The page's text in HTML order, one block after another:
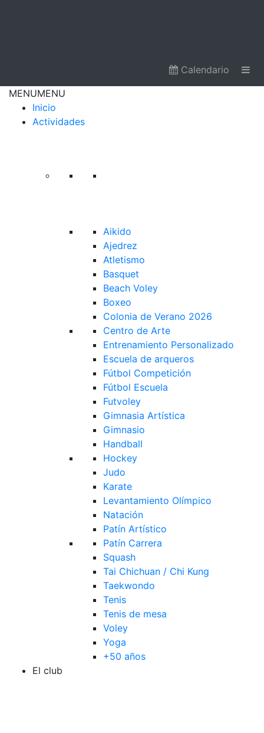
Calendario
MENUMENU
Inicio
Actividades
Aikido
Ajedrez
Atletismo
Basquet
Beach Voley
Boxeo
Colonia de Verano 2026
Centro de Arte
Entrenamiento Personalizado
Escuela de arqueros
Fútbol Competición
Fútbol Escuela
Futvoley
Gimnasia Artística
Gimnasio
Handball
Hockey
Judo
Karate
Levantamiento Olímpico
Natación
Patín Artístico
Patín Carrera
Squash
Tai Chichuan / Chi Kung
Taekwondo
Tenis
Tenis de mesa
Voley
Yoga
+50 años
El club